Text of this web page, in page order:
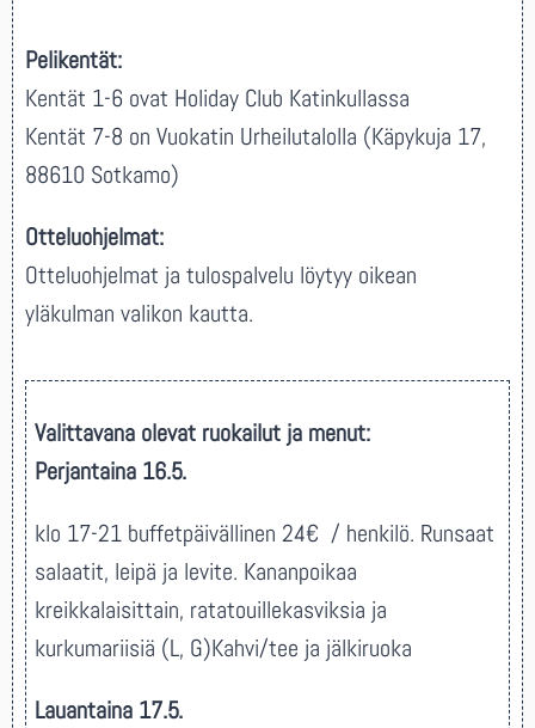
Pelikentät:
Kentät 1-6 ovat Holiday Club Katinkullassa
Kentät 7-8 on Vuokatin Urheilutalolla (Käpykuja 17,
88610 Sotkamo)
Otteluohjelmat:
Otteluohjelmat ja tulospalvelu löytyy oikean
yläkulman valikon kautta.
Valittavana olevat ruokailut ja menut:
Perjantaina 16.5.
klo 17-21 buffetpäivällinen 24€ / henkilö. Runsaat
salaatit, leipä ja levite. Kananpoikaa
kreikkalaisittain, ratatouillekasviksia ja
kurkumariisiä (L, G)Kahvi/tee ja jälkiruoka
Lauantaina 17.5.